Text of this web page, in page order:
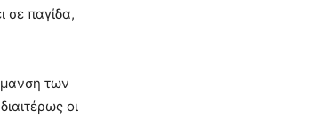
σε παγίδα,
των
οι